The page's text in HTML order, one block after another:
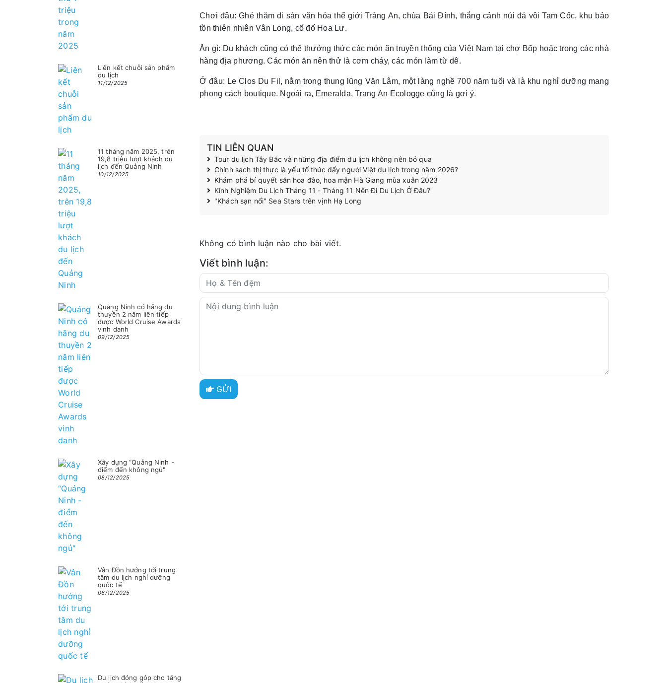
Liên kết chuỗi sản phẩm
du lịch
11/12/2025
11 tháng năm 2025, trên
19,8 triệu lượt khách du
lịch đến Quảng Ninh
10/12/2025
Quảng Ninh có hãng du
thuyền 2 năm liên tiếp
được World Cruise Awards
vinh danh
09/12/2025
Xây dựng “Quảng Ninh -
điểm đến không ngủ"
08/12/2025
Vân Đồn hướng tới trung
tâm du lịch nghỉ dưỡng
quốc tế
06/12/2025
Du lịch đóng góp cho tăng
Chơi đâu: Ghé thăm di sản văn hóa thế giới Tràng An, chùa Bái Đính, thắng cảnh núi đá vôi Tam Cốc, khu bảo
tồn thiên nhiên Vân Long, cố đố Hoa Lư.
Ăn gì: Du khách cũng có thể thưởng thức các món ăn truyền thống của Việt Nam tại chợ Bốp hoặc trong các nhà
hàng địa phương. Các món ăn nên thử là cơm cháy, các món làm từ dê.
Ở đâu: Le Clos Du Fil, nằm trong thung lũng Văn Lâm, một làng nghề 700 năm tuổi và là khu nghỉ dưỡng mang
phong cách boutique. Ngoài ra, Emeralda, Trang An Ecologge cũng là gợi ý.
TIN LIÊN QUAN
Tour du lịch Tây Bắc và những địa điểm du lịch không nên bỏ qua
Chính sách thị thực là yếu tố thúc đẩy người Việt du lịch trong năm 2026?
Khám phá bí quyết săn hoa đào, hoa mận Hà Giang mùa xuân 2023
Kinh Nghiệm Du Lịch Tháng 11 - Tháng 11 Nên Đi Du Lịch Ở Đâu?
"Khách sạn nổi" Sea Stars trên vịnh Hạ Long
Không có bình luận nào cho bài viết.
Viết bình luận:
GỬI